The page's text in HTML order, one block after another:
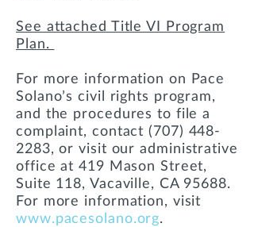
See attached Title VI Program
Plan.
For more information on Pace
Solano’s civil rights program,
and the procedures to file a
complaint, contact(707) 448-
2283, or visit our administrative
office at 419 Mason Street,
Suite 118, Vacaville, CA 95688.
For more information, visit
www.pacesolano.org.